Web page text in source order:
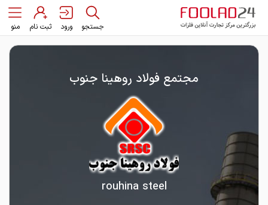
جستجو ورود ثبت نام منو
مجتمع فولاد روهینا جنوب
rouhina steel